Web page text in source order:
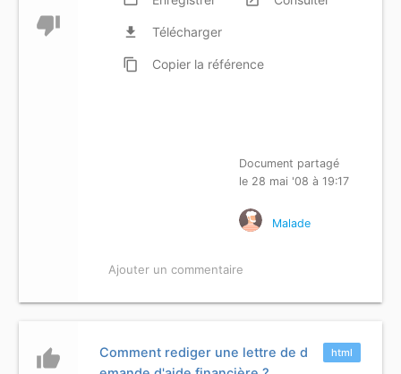
thumb_down file_download Télécharger
content_copy Copier la référence
Document partagé
le 28 mai '08 à 19:17
Malade
Ajouter un commentaire
thumb_up html
Comment rediger une lettre de d